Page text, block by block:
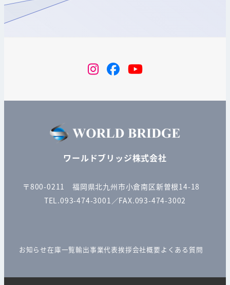
instagram
FacebookYouTube
ワールドブリッジ株式会社
〒800-0211 福岡県北九州市小倉南区新曽根14-18
TEL.093-474-3001／FAX.093-474-3002
お知らせ在庫一覧輸出事業代表挨拶会社概要よくある質問